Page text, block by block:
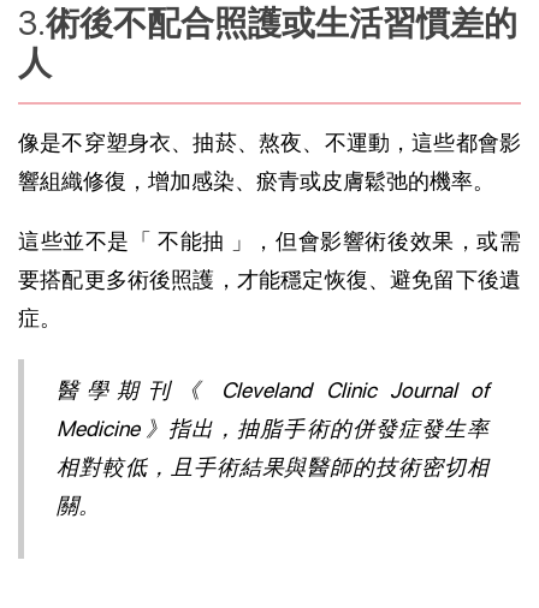
術後不配合照護或生活習慣差的
人
像是不穿塑身衣、抽菸、熬夜、不運動，這些都會影
響組織修復，增加感染、瘀青或皮膚鬆弛的機率。
這些並不是「 不能抽 」，但會影響術後效果，或需
要搭配更多術後照護，才能穩定恢復、避免留下後遺
症。
醫學期刊《 Cleveland Clinic Journal of
Medicine 》指出，抽脂手術的併發症發生率
相對較低，且手術結果與醫師的技術密切相
關。